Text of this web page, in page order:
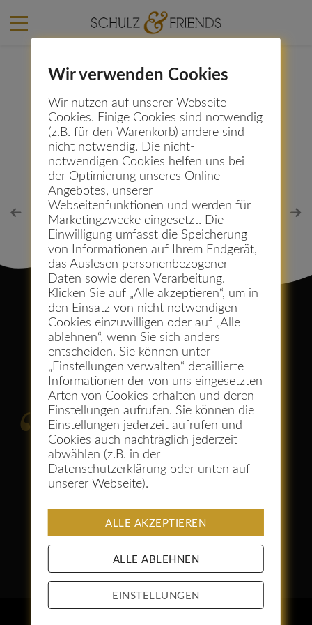
Kristina Kupper
22. Februar 2016
Neue Wege wagen!
Wer immer nur das tut, was er
schon kann, wird auch immer
das bleiben, was er schon
Wir verwenden Cookies
Wir nutzen auf unserer Webseite
Cookies. Einige Cookies sind notwendig
(z.B. für den Warenkorb) andere sind
nicht notwendig. Die nicht-
notwendigen Cookies helfen uns bei
der Optimierung unseres Online-
Angebotes, unserer
Webseitenfunktionen und werden für
Marketingzwecke eingesetzt. Die
Einwilligung umfasst die Speicherung
von Informationen auf Ihrem Endgerät,
das Auslesen personenbezogener
Daten sowie deren Verarbeitung.
Klicken Sie auf „Alle akzeptieren“, um in
den Einsatz von nicht notwendigen
Cookies einzuwilligen oder auf „Alle
ablehnen“, wenn Sie sich anders
entscheiden. Sie können unter
„Einstellungen verwalten“ detaillierte
Informationen der von uns eingesetzten
Arten von Cookies erhalten und deren
Einstellungen aufrufen. Sie können die
Einstellungen jederzeit aufrufen und
Cookies auch nachträglich jederzeit
abwählen (z.B. in der
Datenschutzerklärung oder unten auf
unserer Webseite).
ALLE AKZEPTIEREN
ALLE ABLEHNEN
EINSTELLUNGEN